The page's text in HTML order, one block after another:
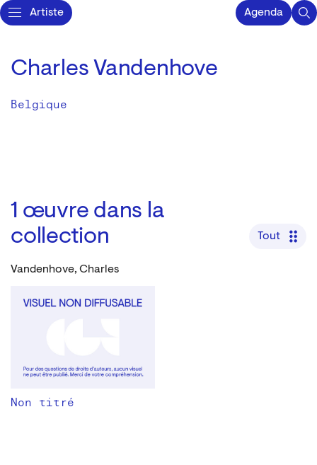
Artiste Agenda
Charles Vandenhove
Belgique
1 œuvre dans la
collection
Tout
Vandenhove, Charles
Non titré